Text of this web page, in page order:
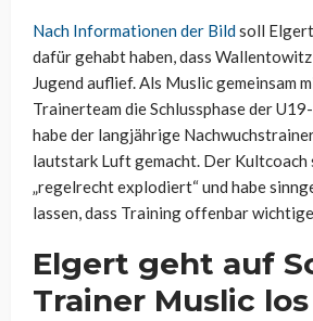
Nach Informationen der Bildsoll
dafür gehabt haben, dass
Jugend auflief. Als Muslic gemeinsam
Trainerteam die Schlussphase der
habe der langjährige
lautstark Luft gemacht. Der Kultcoach
„regelrecht explodiert“ und habe
lassen, dass Training offenbar
Elgert geht auf
Trainer Muslic los